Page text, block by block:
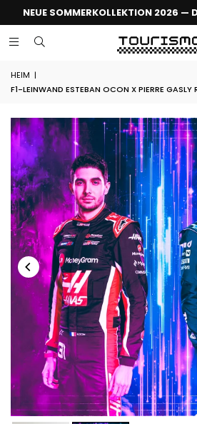
NEUE SOMMERKOLLEKTION 2026 —
HEIM |
F1-LEINWAND ESTEBAN OCON X PIERRE GASLY